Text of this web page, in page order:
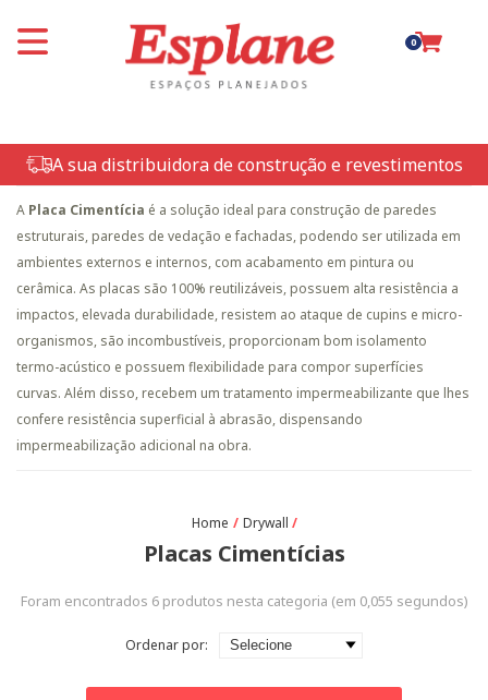
0
A sua distribuidora de construção e revestimentos
A Placa Cimentícia é a solução ideal para construção de paredes
estruturais, paredes de vedação e fachadas, podendo ser utilizada em
ambientes externos e internos, com acabamento em pintura ou
cerâmica. As placas são 100% reutilizáveis, possuem alta resistência a
impactos, elevada durabilidade, resistem ao ataque de cupins e micro-
organismos, são incombustíveis, proporcionam bom isolamento
termo-acústico e possuem flexibilidade para compor superfícies
curvas. Além disso, recebem um tratamento impermeabilizante que lhes
confere resistência superficial à abrasão, dispensando
impermeabilização adicional na obra.
Drywall
Placas Cimentícias
Foram encontrados 6produtos nesta categoria (em 0,055 segundos)
Ordenar por: